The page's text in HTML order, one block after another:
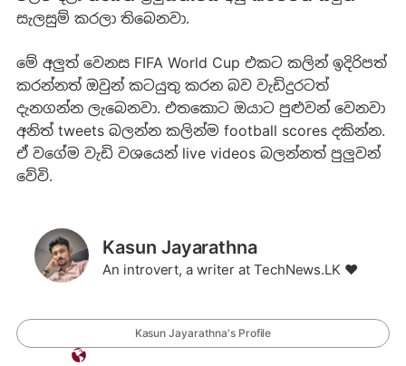
සැලසුම් කරලා තිබෙනවා.
මේ අලුත් වෙනස FIFA World Cup එකට කලින් ඉදිරිපත්
කරන්නත් ඔවුන් කටයුතු කරන බව වැඩිදුරටත්
දැනගන්න ලැබෙනවා. එතකොට ඔයාට පුළුවන් වෙනවා
අනිත් tweets බලන්න කලින්ම football scores දකින්න.
ඒ වගේම වැඩි වශයෙන් live videos බලන්නත් පුලුවන්
වේවි.
Kasun Jayarathna
An introvert, a writer at TechNews.LK ❤️
Kasun Jayarathna's Profile